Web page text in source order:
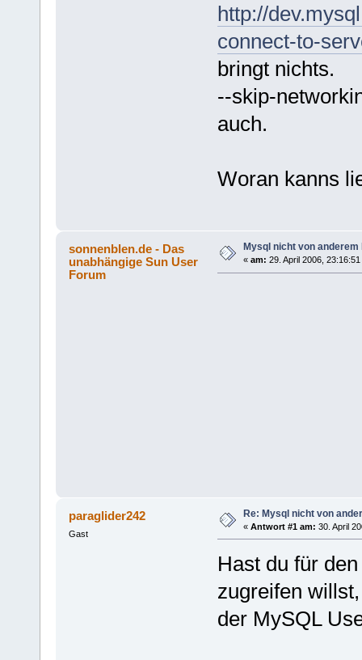
http://
connect-to-
bringt nichts.
--skip-
auch.
Woran kanns
sonnenblen.de - Das
unabhängige Sun User
Forum
Mysql nicht von
« am: 29. April 2006, 23:16:51
paraglider242
Gast
Re: Mysql nicht von
« Antwort #1 am: 30. April
Hast du für
zugreifen
der MySQL